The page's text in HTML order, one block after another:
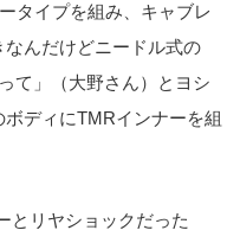
タイプを組み、キャブレ
んだけどニードル式の
て」（大野さん）とヨシ
ディにTMRインナーを組
とリヤショックだった